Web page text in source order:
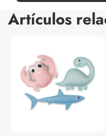
Artículos